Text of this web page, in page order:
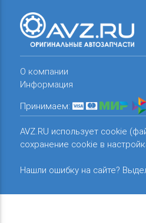
О компании
Информация
Принимаем:
AVZ.RU использует cookie
сохранение cookie в
Нашли ошибку на сайте?